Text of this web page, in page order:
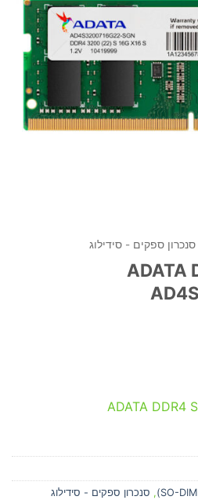
סנכרון ספקים - סידילוג
ADATA
ADATA DDR4
, סנכרון ספקים - סידילוג